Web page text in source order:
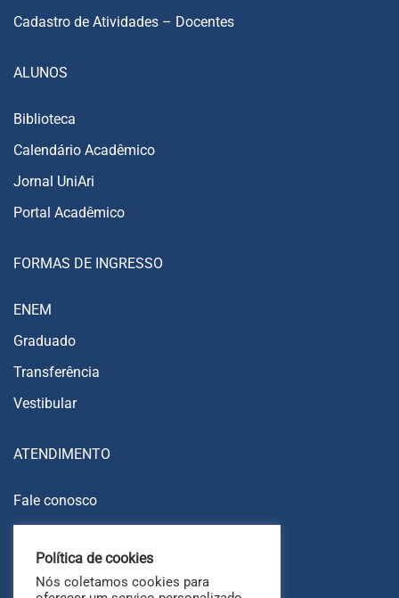
Cadastro de Atividades – Docentes
ALUNOS
Biblioteca
Calendário Acadêmico
Jornal UniAri
Portal Acadêmico
FORMAS DE INGRESSO
ENEM
Graduado
Transferência
Vestibular
ATENDIMENTO
Fale conosco
Ouvidoria
FAQ
Política de cookies
Nós coletamos cookies para